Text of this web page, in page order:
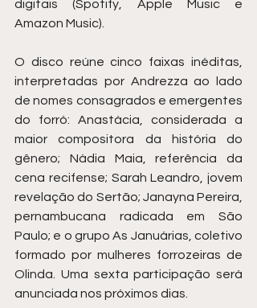
digitais (Spotify, Apple Music e
Amazon Music).
O disco reúne cinco faixas inéditas,
interpretadas por Andrezza ao lado
de nomes consagrados e emergentes
do forró: Anastácia, considerada a
maior compositora da história do
gênero; Nádia Maia, referência da
cena recifense; Sarah Leandro, jovem
revelação do Sertão; Janayna Pereira,
pernambucana radicada em São
Paulo; e o grupo As Januárias, coletivo
formado por mulheres forrozeiras de
Olinda. Uma sexta participação será
anunciada nos próximos dias.